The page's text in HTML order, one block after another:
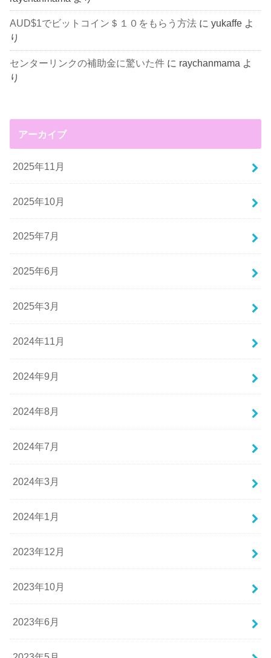
AUD$1でビットコイン＄１０をもらう方法 にyukaffe よ
り
センターリンクの補助金に驚いた件 に raychanmama よ
り
アーカイブ
2025年11月
2025年10月
2025年7月
2025年6月
2025年3月
2024年11月
2024年9月
2024年8月
2024年7月
2024年3月
2024年1月
2023年12月
2023年10月
2023年6月